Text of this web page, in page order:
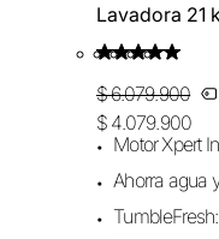
Lavadora 21
$ 6.079.900
$ 4.079.900
Motor Xpert
Ahorra agua y
TumbleFresh: